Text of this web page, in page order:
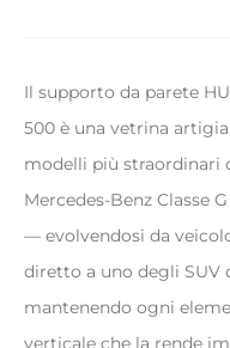
Il supporto da parete
500 è una vetrina
modelli più straordinari
Mercedes-Benz Classe
— evolvendosi da
diretto a uno degli SUV
mantenendo ogni
verticale che la rende